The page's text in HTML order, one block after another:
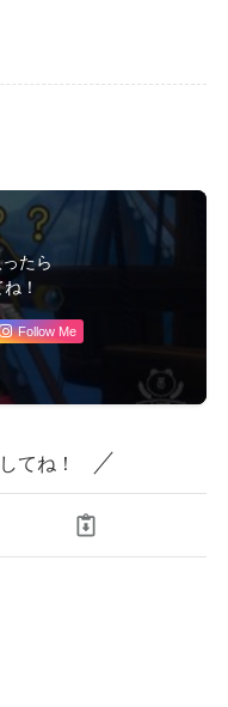
たら
！
Follow Me
てね！